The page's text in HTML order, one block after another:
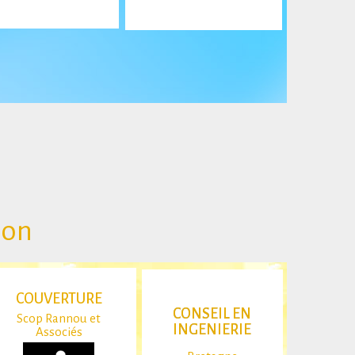
COUVERTURE
Scop Rannou et
Associés
CONSEIL EN
INGENIERIE